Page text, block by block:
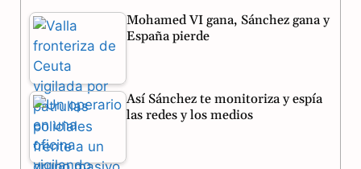
e
b
o
o
k
e
a
t
p
Mohamed VI gana, Sánchez gana y
España pierde
Así Sánchez te monitoriza y espía
las redes y los medios